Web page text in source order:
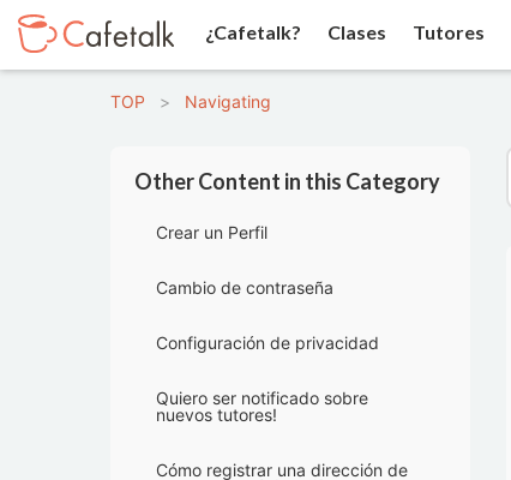
¿Cafetalk? Clases Tutores
TOP > Navigating
Other Content in this Category
Crear un Perfil
Cambio de contraseña
Configuración de privacidad
Quiero ser notificado sobre
nuevos tutores!
Cómo registrar una dirección de